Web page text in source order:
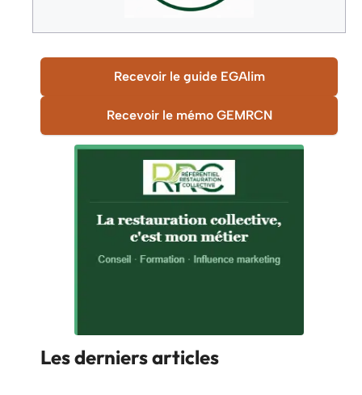
Recevoir le guide EGAlim
Recevoir le mémo GEMRCN
Les derniers articles